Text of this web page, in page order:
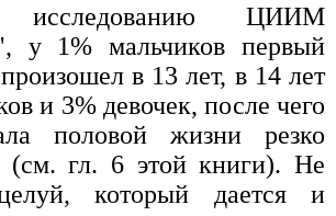
исследованию ЦИИМ
у 1% мальчиков первый
в 13 лет, в 14 лет
и 3% девочек, после чего
половой жизни резко
(см. гл. 6 этой книги). Не
который дается и